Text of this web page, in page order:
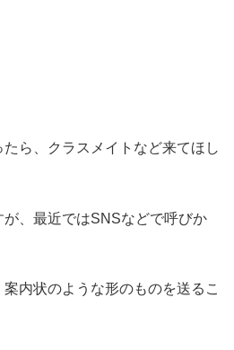
ら、クラスメイトなど来てほし
が、最近ではSNSなどで呼びか
内状のような形のものを送るこ